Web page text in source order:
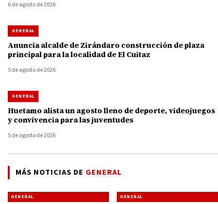
6 de agosto de 2026
GENERAL
Anuncia alcalde de Zirándaro construcción de plaza
principal para la localidad de El Cuitaz
5 de agosto de 2026
GENERAL
Huetamo alista un agosto lleno de deporte, videojuegos
y convivencia para las juventudes
5 de agosto de 2026
MÁS NOTICIAS DE GENERAL
GENERAL GENERAL